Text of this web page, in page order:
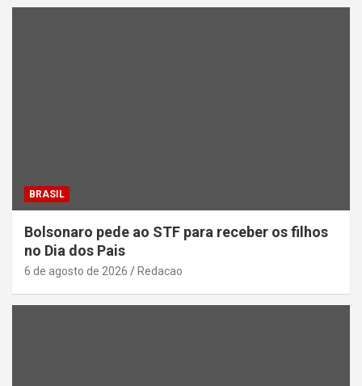
BRASIL
Bolsonaro pede ao STF para receber os filhos
no Dia dos Pais
6 de agosto de 2026 Redacao